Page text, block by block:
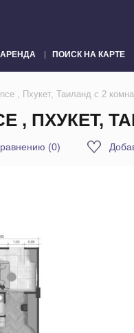
АРЕНДА ПОИСК НА КАРТЕ
, Пхукет, Таиланд с 2
,
(0)